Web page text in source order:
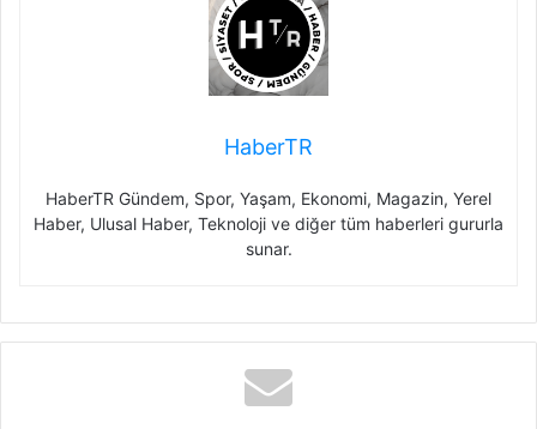
HaberTR
HaberTR Gündem, Spor, Yaşam, Ekonomi, Magazin, Yerel
Haber, Ulusal Haber, Teknoloji ve diğer tüm haberleri gururla
sunar.